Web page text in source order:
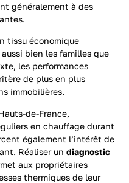
généralement à des
tissu économique
bien les familles que
les performances
de plus en plus
immobilières.
de-France,
en chauffage durant
également l’intérêt de
Réaliser un diagnostic
aux propriétaires
thermiques de leur